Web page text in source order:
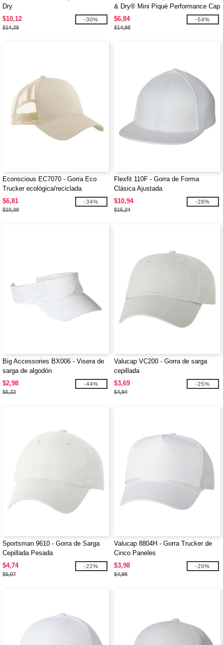
Dry
$10,12
$14,38
-30%
& Dry® Mini Piqué Performance Cap
$6,84
$14,98
-54%
Econscious EC7070 - Gorra Eco
Trucker ecológica/reciclada
$6,81
$10,38
-34%
Flexfit 110F - Gorra de Forma
Clásica Ajustada
$10,94
$15,24
-28%
Big Accessories BX006 - Visera de
sarga de algodón
$2,98
$5,32
-44%
Valucap VC200 - Gorra de sarga
cepillada
$3,69
$4,94
-25%
Sportsman 9610 - Gorra de Sarga
Cepillada Pesada
$4,74
$6,07
-22%
Valucap 8804H - Gorra Trucker de
Cinco Paneles
$3,98
$4,98
-20%